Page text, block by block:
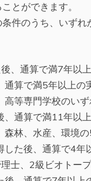
とができます。
件のうち、いずれ
、通算で満7年以
通算で満5年以上の
高等専門学校のい
、通算で満11年以
森林、水産、環境
した後、通算で4年
士、2級ビオトー